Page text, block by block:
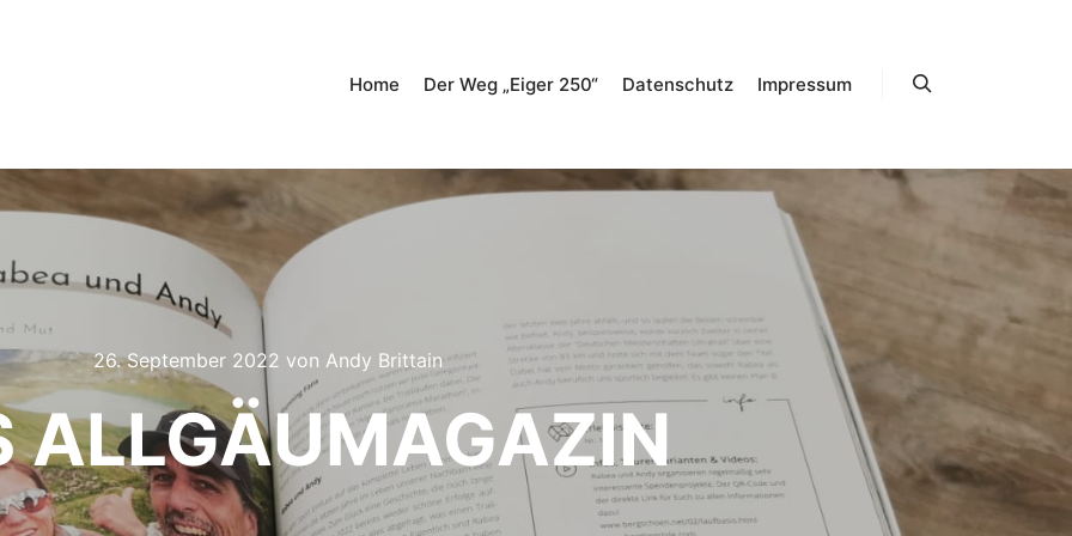
Home Der Weg „Eiger 250“ Datenschutz Impressum
26. September 2022 von Andy Brittain
ALLGÄUMAGAZIN